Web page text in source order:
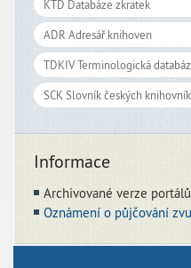
Informace
Archivované verze portálů
Oznámení o půjčování